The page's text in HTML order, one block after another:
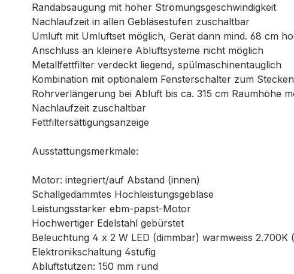
Randabsaugung mit hoher Strömungsgeschwindigkeit
Nachlaufzeit in allen Gebläsestufen zuschaltbar
Umluft mit Umluftset möglich, Gerät dann mind. 68 cm
Anschluss an kleinere Abluftsysteme nicht möglich
Metallfettfilter verdeckt liegend, spülmaschinentauglich
Kombination mit optionalem Fensterschalter zum
Rohrverlängerung bei Abluft bis ca. 315 cm Raumhöhe
Nachlaufzeit zuschaltbar
Fettfiltersättigungsanzeige
Ausstattungsmerkmale:
Motor: integriert/auf Abstand (innen)
Schallgedämmtes Hochleistungsgebläse
Leistungsstarker ebm-papst-Motor
Hochwertiger Edelstahl gebürstet
Beleuchtung 4 x 2 W LED (dimmbar) warmweiss 2.700K
Elektronikschaltung 4stufig
Abluftstutzen: 150 mm rund